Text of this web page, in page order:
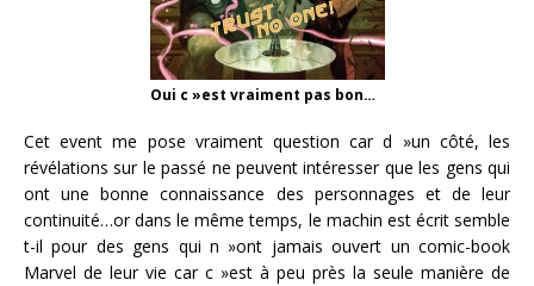
Oui c »est vraiment pas bon…
Cet event me pose vraiment question car d »un côté, les
révélations sur le passé ne peuvent intéresser que les gens qui
ont une bonne connaissance des personnages et de leur
continuité…or dans le même temps, le machin est écrit semble
t-il pour des gens qui n »ont jamais ouvert un comic-book
Marvel de leur vie car c »est à peu près la seule manière de